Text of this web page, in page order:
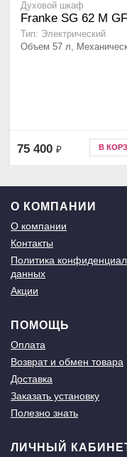
Духовой шкаф
Franke SG 62 M GF
Тип: Электрический
Объем 57 л,
75 400 ₽ В
О КОМПАНИИ
О компании
Контакты
Политика
данных
Акции
ПОМОЩЬ
Оплата
Возврат и обмен товара
Доставка
Заказать установку
Полезно знать
ЛИЧНЫЙ